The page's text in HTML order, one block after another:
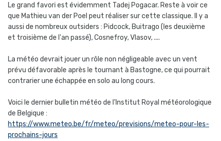
Le grand favori est évidemment Tadej Pogacar. Reste à voir ce
que Mathieu van der Poel peut réaliser sur cette classique. Il y a
aussi de nombreux outsiders : Pidcock, Buitrago (les deuxième
et troisième de l'an passé), Cosnefroy, Vlasov, ....
La météo devrait jouer un rôle non négligeable avec un vent
prévu défavorable après le tournant à Bastogne, ce qui pourrait
contrarier une échappée en solo au long cours.
Voici le dernier bulletin météo de l'Institut Royal météorologique
de Belgique :
https://www.meteo.be/fr/meteo/previsions/meteo-pour-les-
prochains-jours